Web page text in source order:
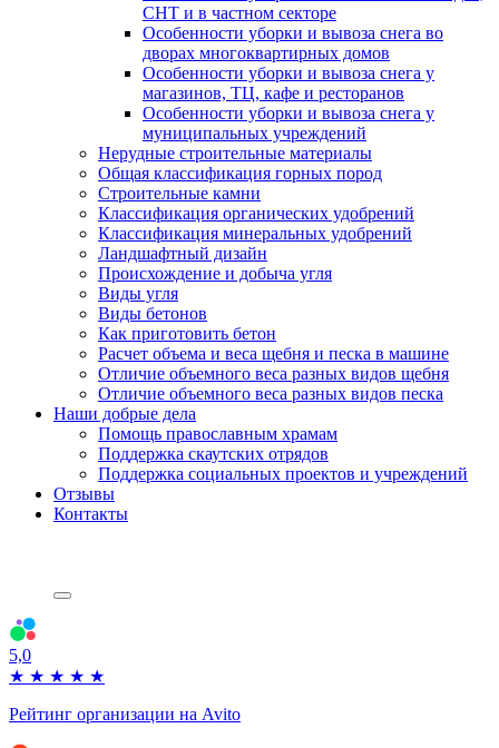
СНТ и в частном секторе
Особенности уборки и вывоза снега во
дворах многоквартирных домов
Особенности уборки и вывоза снега у
магазинов, ТЦ, кафе и ресторанов
Особенности уборки и вывоза снега у
муниципальных учреждений
Нерудные строительные материалы
Общая классификация горных пород
Строительные камни
Классификация органических удобрений
Классификация минеральных удобрений
Ландшафтный дизайн
Происхождение и добыча угля
Виды угля
Виды бетонов
Как приготовить бетон
Расчет объема и веса щебня и песка в машине
Отличие объемного веса разных видов щебня
Отличие объемного веса разных видов песка
Наши добрые дела
Помощь православным храмам
Поддержка скаутских отрядов
Поддержка социальных проектов и учреждений
Отзывы
Контакты
5,0
★ ★ ★ ★ ★
Рейтинг организации на Avito